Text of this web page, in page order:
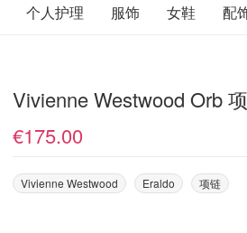
个人护理 服饰 女鞋 配
Vivienne
€175.00
Vivienne Westwood Eraldo 项链